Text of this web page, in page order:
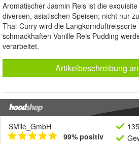
Aromatischer Jasmin Reis ist die
diversen, asiatischen Speisen; nicht nur
Thai-Curry wird die
schmackhaften Vanille Reis Pudding
verarbeitet.
Artikelbeschreibung
SMile_GmbH
99% positiv